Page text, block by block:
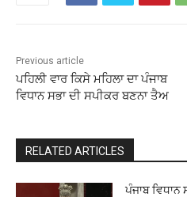
Previous article
ਪਹਿਲੀ ਵਾਰ ਕਿਸੇ ਮਹਿਲਾ ਦਾ ਪੰਜਾਬ
ਵਿਧਾਨ ਸਭਾ ਦੀ ਸਪੀਕਰ ਬਣਨਾ ਤੈਅ
RELATED ARTICLES
ਪੰਜਾਬ ਵਿਧਾਨ